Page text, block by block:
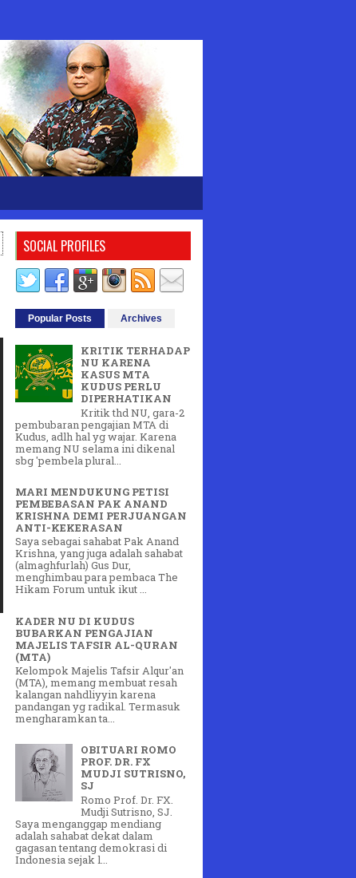
SOCIAL PROFILES
Popular Posts Archives
KRITIK TERHADAP
NU KARENA
KASUS MTA
KUDUS PERLU
DIPERHATIKAN
Kritik thd NU, gara-2
pembubaran pengajian MTA di
Kudus, adlh hal yg wajar. Karena
memang NU selama ini dikenal
sbg 'pembela plural...
MARI MENDUKUNG PETISI
PEMBEBASAN PAK ANAND
KRISHNA DEMI PERJUANGAN
ANTI-KEKERASAN
Saya sebagai sahabat Pak Anand
Krishna, yang juga adalah sahabat
(almaghfurlah) Gus Dur,
menghimbau para pembaca The
Hikam Forum untuk ikut ...
KADER NU DI KUDUS
BUBARKAN PENGAJIAN
MAJELIS TAFSIR AL-QURAN
(MTA)
Kelompok Majelis Tafsir Alqur'an
(MTA), memang membuat resah
kalangan nahdliyyin karena
pandangan yg radikal. Termasuk
mengharamkan ta...
OBITUARI ROMO
PROF. DR. FX
MUDJI SUTRISNO,
SJ
Romo Prof. Dr. FX.
Mudji Sutrisno, SJ.
Saya menganggap mendiang
adalah sahabat dekat dalam
gagasan tentang demokrasi di
Indonesia sejak l...